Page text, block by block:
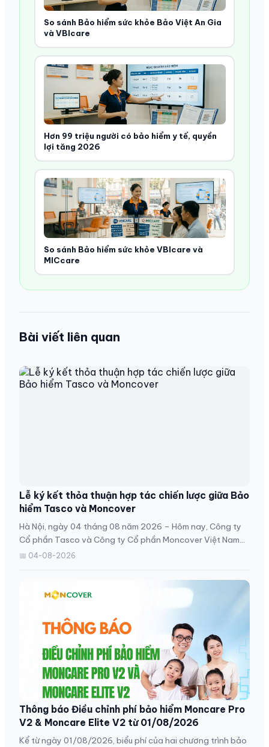
So sánh Bảo hiểm sức khỏe Bảo Việt An Gia
và VBIcare
Hơn 99 triệu người có bảo hiểm y tế, quyền
lợi tăng 2026
So sánh Bảo hiểm sức khỏe VBIcare và
MICcare
Bài viết liên quan
Lễ ký kết thỏa thuận hợp tác chiến lược giữa Bảo
hiểm Tasco và Moncover
Hà Nội, ngày 04 tháng 08 năm 2026 – Hôm nay, Công ty
Cổ phần Tasco và Công ty Cổ phần Moncover Việt Nam
đã...
📅 04-08-2026
Thông báo Điều chỉnh phí bảo hiểm Moncare Pro
V2 & Moncare Elite V2 từ 01/08/2026
Kể từ ngày 01/08/2026, biểu phí của hai chương trình bảo